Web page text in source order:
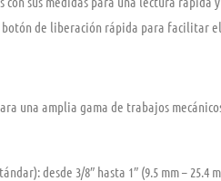
de liberación rápida para facilitar el
una amplia gama de trabajos
desde 3/8″ hasta 1″ (9.5 mm – 25.4